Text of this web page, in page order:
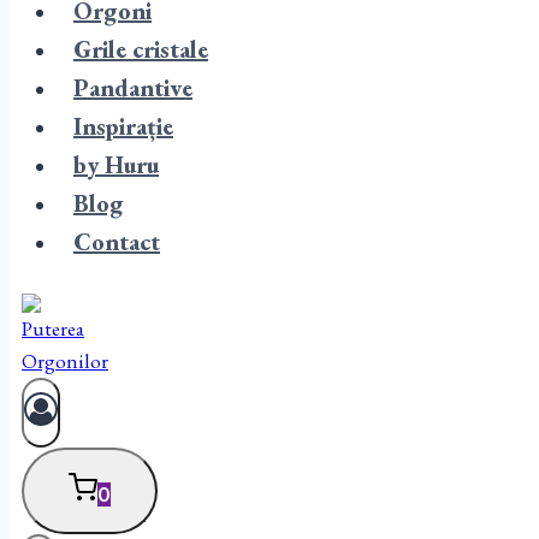
Orgoni
Grile cristale
Pandantive
Inspirație
by Huru
Blog
Contact
0